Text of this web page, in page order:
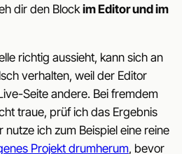
dir den Blockim Editor und im
richtig aussieht, kann sich an
verhalten, weil der Editor
Seite andere. Bei fremdem
traue, prüf ich das Ergebnis
ich zum Beispiel eine reine
Projekt drumherum, bevor